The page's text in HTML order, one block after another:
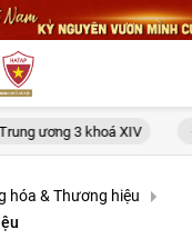
Phát biểu bế mạc Hội
hóa & Thương hiệu